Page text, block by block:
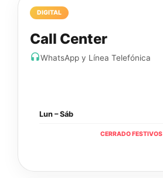
DIGITAL
Call Center
WhatsApp y Línea Telefónica
Lun – Sáb
CERRADO FESTIVOS